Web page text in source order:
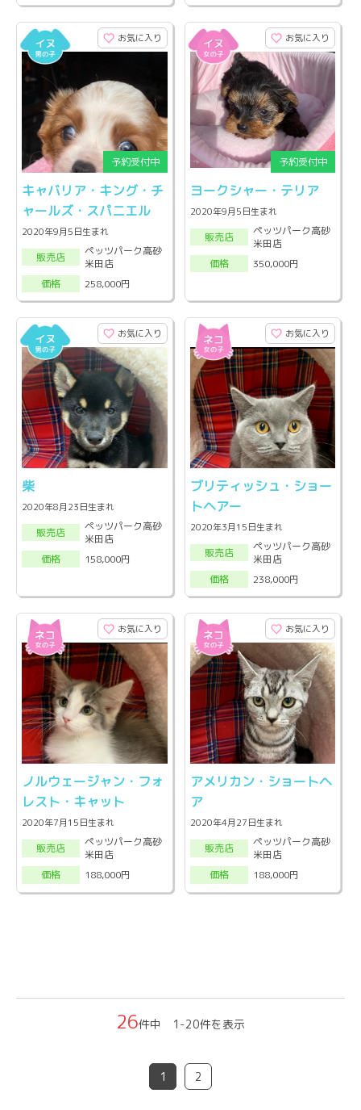
お気に入り
キャバリア・キング・チ
ャールズ・スパニエル
2020年9月5日生まれ
販売店
ペッツパーク高砂
米田店
価格
258,000円
お気に入り
ヨークシャー・テリア
2020年9月5日生まれ
販売店
ペッツパーク高砂
米田店
価格
350,000円
お気に入り
柴
2020年8月23日生まれ
販売店
ペッツパーク高砂
米田店
価格
158,000円
お気に入り
ブリティッシュ・ショー
トヘアー
2020年3月15日生まれ
販売店
ペッツパーク高砂
米田店
価格
238,000円
お気に入り
ノルウェージャン・フォ
レスト・キャット
2020年7月15日生まれ
販売店
ペッツパーク高砂
米田店
価格
188,000円
お気に入り
アメリカン・ショートヘ
ア
2020年4月27日生まれ
販売店
ペッツパーク高砂
米田店
価格
188,000円
26件中 1-20件を表示
1 2